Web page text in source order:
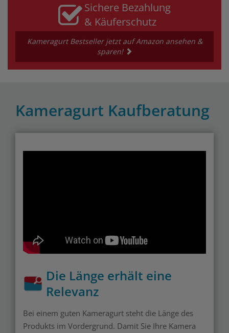
Sichere Bezahlung
& Käuferschutz
Kameragurt Bestseller jetzt auf Amazon ansehen &
sparen!
Kameragurt Kaufberatung
Die Länge erhält eine
Relevanz
Bei einem guten Kameragurt steht die Länge des
Produkts im Vordergrund. Damit Sie Ihre Kamera